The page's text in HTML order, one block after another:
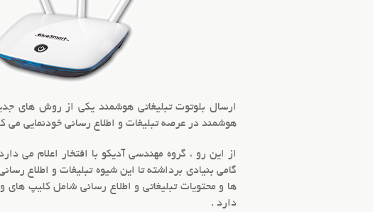
ارسال بلوتوت تبلیغاتی هوشمند یکی از روش های
هوشمند در عرصه تبلیغات و اطلاع رسانی خودنمایی می
از این رو ، گروه مهندسی آدیکو با افتخار اعلام می
گامی بنیادی برداشته تا این شیوه تبلیغات و اطلاع
ها و محتویات تبلیغاتی و اطلاع رسانی شامل کلیپ های
دارد .